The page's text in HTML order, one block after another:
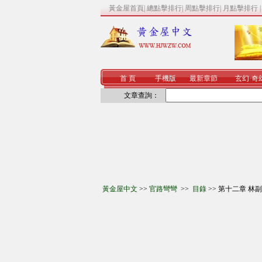
黃金屋首頁 總點擊排行 周點擊排行 月點擊排行
首 頁 手機版 最新章節 玄幻·奇
文章查詢：
黃金屋中文 >> 官路彎彎 >> 目錄 >> 第十二章 林